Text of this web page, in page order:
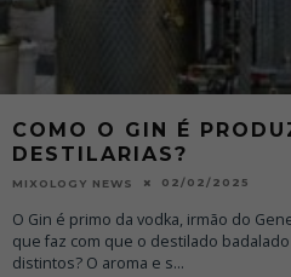
COMO O GIN É
DESTILARIAS?
MIXOLOGY NEWS 02/02/2025
O Gin é primo da vodka, irmão do
que faz com que o destilado
distintos? O aroma e s...